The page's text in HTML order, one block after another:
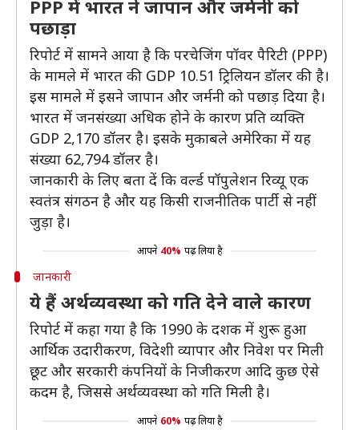
PPP में भारत ने जापान और जर्मनी को
पछाड़ा
रिपोर्ट में सामने आया है कि परचेजिंग पॉवर पैरिटी (PPP)
के मामले में भारत की GDP 10.51 ट्रिलियन डॉलर की है।
इस मामले में इसने जापान और जर्मनी को पछाड़ दिया है।
भारत में जनसंख्या अधिक होने के कारण प्रति व्यक्ति
GDP 2,170 डॉलर है। इसके मुकाबले अमेरिका में यह
संख्या 62,794 डॉलर है।
जानकारी के लिए बता दें कि वर्ल्ड पॉपुलेशन रिव्यू एक
स्वतंत्र संगठन है और यह किसी राजनीतिक पार्टी से नहीं
जुड़ा है।
आपने 40% पढ़ लिया है
जानकारी
ये हैं अर्थव्यवस्था को गति देने वाले कारण
रिपोर्ट में कहा गया है कि 1990 के दशक में शुरू हुआ
आर्थिक उदारीकरण, विदेशी व्यापार और निवेश पर मिली
छूट और सरकारी कंपनियों के निजीकरण आदि कुछ ऐसे
कदम है, जिससे अर्थव्यवस्था को गति मिली है।
आपने 60% पढ़ लिया है